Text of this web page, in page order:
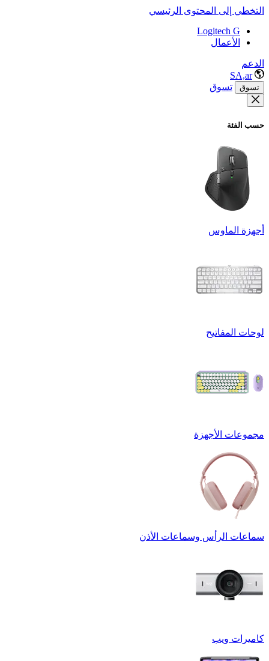
التخطي إلى المحتوى الرئيسي
Logitech G
الأعمال
الدعم
SA,ar
تسوق تسوق
حسب الفئة
أجهزة الماوس
لوحات المفاتيح
مجموعات الأجهزة
سماعات الرأس وسماعات الأذن
كاميرات ويب